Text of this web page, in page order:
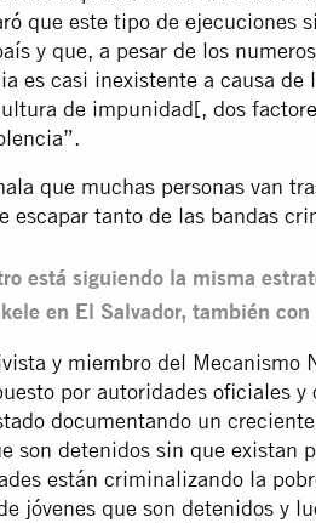
que este tipo de ejecuciones
y que, a pesar de los
es casi inexistente a causa
de impunidad[, dos
que muchas personas van
escapar tanto de las bandas
está siguiendo la misma
en El Salvador, también
y miembro del Mecanismo
por autoridades oficiales
documentando un
son detenidos sin que existan
están criminalizando la
jóvenes que son detenidos y